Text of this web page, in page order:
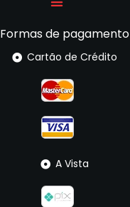
Formas de pagamento
Cartão de Crédito
A Vista